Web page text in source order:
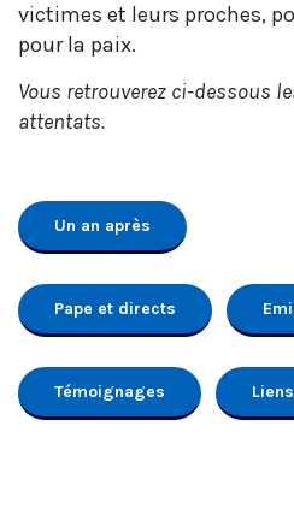
victimes et leurs proches,
pour la paix.
Vous retrouverez ci-dessous
attentats.
Un an après
Pape et directs
Témoignages Liens